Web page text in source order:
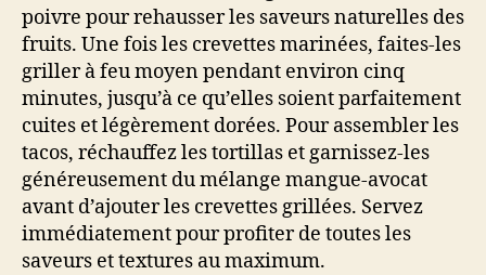
poivre pour rehausser les saveurs naturelles des
fruits. Une fois les crevettes marinées, faites-les
griller à feu moyen pendant environ cinq
minutes, jusqu’à ce qu’elles soient parfaitement
cuites et légèrement dorées. Pour assembler les
tacos, réchauffez les tortillas et garnissez-les
généreusement du mélange mangue-avocat
avant d’ajouter les crevettes grillées. Servez
immédiatement pour profiter de toutes les
saveurs et textures au maximum.